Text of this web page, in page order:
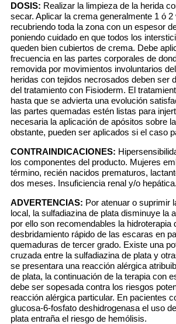
DOSIS: Realizar la limpieza de la herida
secar. Aplicar la crema generalmente 1 ó
recubriendo toda la zona con un espesor
poniendo cuidado en que todos los
queden bien cubiertos de crema. Debe
frecuencia en las partes corporales de
removida por movimientos involuntarios
heridas con tejidos necrosados deben ser
del tratamiento con Fisioderm. El
hasta que se advierta una evolución
las partes quemadas estén listas para
necesaria la aplicación de apósitos sobre
obstante, pueden ser aplicados si el caso
CONTRAINDICACIONES:
los componentes del producto. Mujeres
término, recién nacidos prematuros,
dos meses. Insuficiencia renal y/o hepática.
ADVERTENCIAS: Por atenuar o suprimir
local, la sulfadiazina de plata disminuye la
por ello son recomendables la hidroterapia
desbridamiento rápido de las escaras en
quemaduras de tercer grado. Existe una
cruzada entre la sulfadiazina de plata y
se presentara una reacción alérgica
de plata, la continuación de la terapia con
debe ser sopesada contra los riesgos
reacción alérgica particular. En pacientes
glucosa-6-fosfato deshidrogenasa el uso
plata entraña el riesgo de hemólisis.